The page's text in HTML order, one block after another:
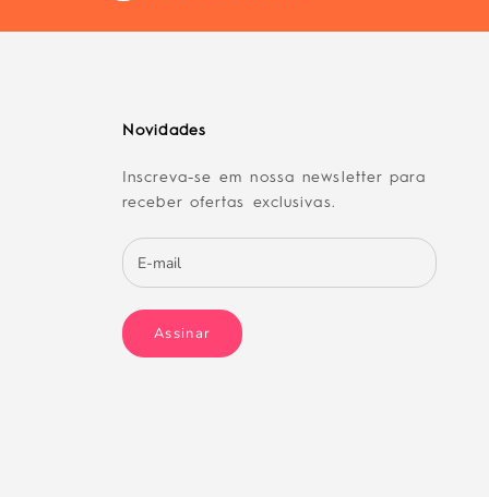
Novidades
Inscreva-se em nossa newsletter para
receber ofertas exclusivas.
Assinar